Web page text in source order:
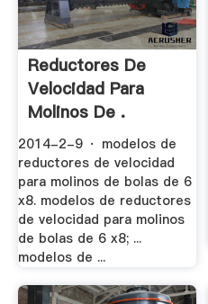
Reductores De
Velocidad Para
Molinos De .
2014-2-9 · modelos de
reductores de velocidad
para molinos de bolas de 6
x8. modelos de reductores
de velocidad para molinos
de bolas de 6 x8; ...
modelos de ...